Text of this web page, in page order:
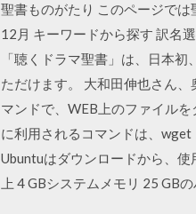
聖書ものがたり このページで
12月 キーワードから探す 訳名
「聴くドラマ聖書」は、日本
ただけます。 大和田伸也さん
マンドで、WEB上のファイル
に利用されるコマンドは、
Ubuntuはダウンロードから、
上 4 GBシステムメモリ 25 GB